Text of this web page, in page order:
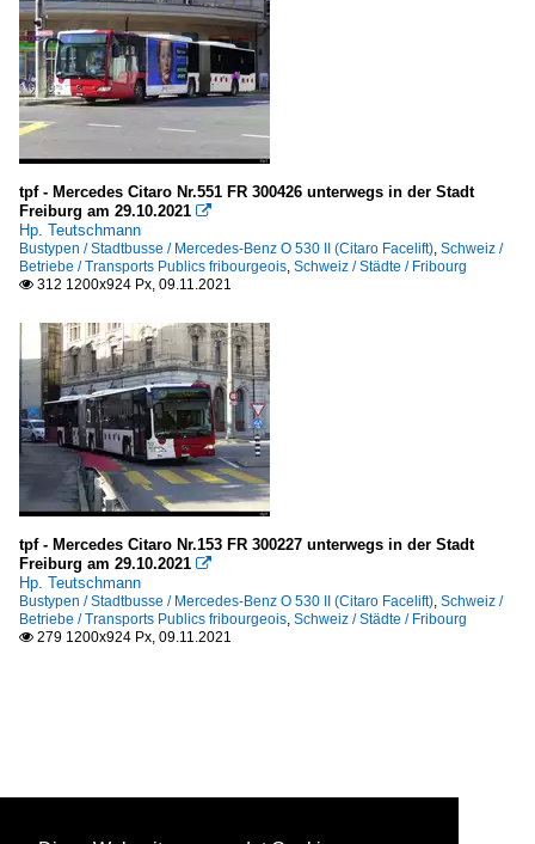
tpf - Mercedes Citaro Nr.551 FR 300426 unterwegs in der Stadt
Freiburg am 29.10.2021 
Hp. Teutschmann
Bustypen / Stadtbusse / Mercedes-Benz O 530 II (Citaro Facelift), Schweiz /
Betriebe / Transports Publics fribourgeois, Schweiz / Städte / Fribourg
 312 1200x924 Px, 09.11.2021
tpf - Mercedes Citaro Nr.153 FR 300227 unterwegs in der Stadt
Freiburg am 29.10.2021 
Hp. Teutschmann
Bustypen / Stadtbusse / Mercedes-Benz O 530 II (Citaro Facelift), Schweiz /
Betriebe / Transports Publics fribourgeois, Schweiz / Städte / Fribourg
 279 1200x924 Px, 09.11.2021